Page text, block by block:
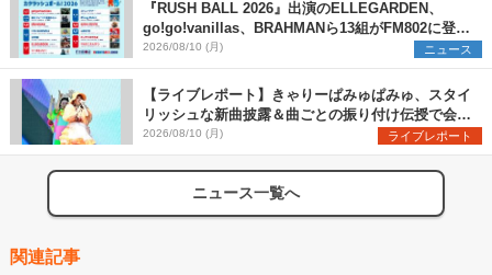
『RUSH BALL 2026』出演のELLEGARDEN、
go!go!vanillas、BRAHMANら13組がFM802に登
場、他出演アーティストの“渾身の1曲”をセレクト
2026/08/10 (月) ニュース
【ライブレポート】きゃりーぱみゅぱみゅ、スタイ
リッシュな新曲披露＆曲ごとの振り付け伝授で会場
を盛り上げまくる！＜LuckyFes’26＞
2026/08/10 (月) ライブレポート
ニュース一覧へ
関連記事